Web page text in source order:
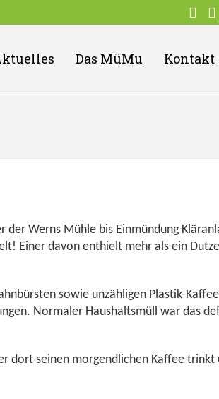
Das MüMu Kontakt
Werns Mühle bis Einmündung
Einer davon enthielt mehr als ein
sowie unzähligen Plastik-
Normaler Haushaltsmüll war das
dort seinen morgendlichen Kaffee trinkt